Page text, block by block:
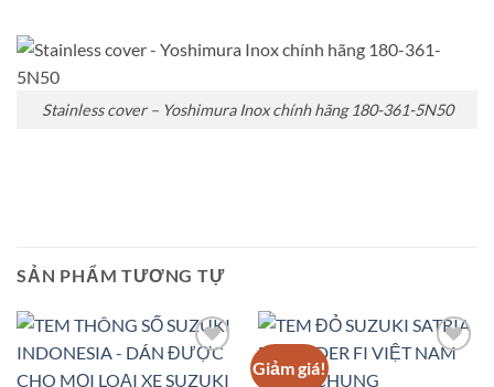
Stainless cover – Yoshimura Inox chính hãng 180-361-5N50
SẢN PHẨM TƯƠNG TỰ
Add to
Wishlist
Giảm giá!